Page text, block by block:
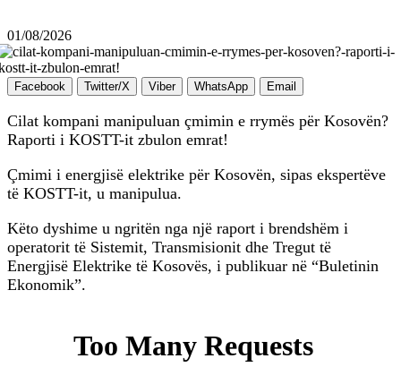
01/08/2026
Facebook Twitter/X Viber WhatsApp Email
Cilat kompani manipuluan çmimin e rrymës për Kosovën?
Raporti i KOSTT-it zbulon emrat!
Çmimi i energjisë elektrike për Kosovën, sipas ekspertëve
të KOSTT-it, u manipulua.
Këto dyshime u ngritën nga një raport i brendshëm i
operatorit të Sistemit, Transmisionit dhe Tregut të
Energjisë Elektrike të Kosovës, i publikuar në “Buletinin
Ekonomik”.